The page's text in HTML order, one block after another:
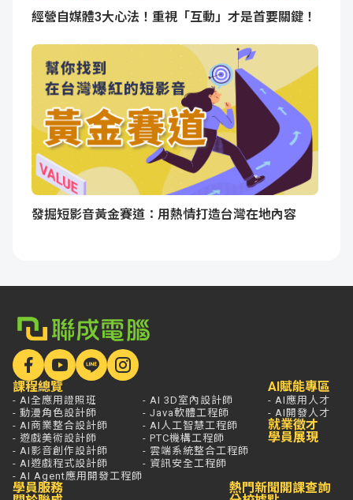
經營自媒體3大心法！重視「互動」才是首要關鍵！
發掘短影音黃金賽道：用熱情打造台灣在地內容
課程總覽
- AI全應用證照班
- 動漫角色設計師
- AI商業整合設計師
- 遊戲美術設計師
- AI影音創作設計師
- AI遊戲程式設計師
- AI Agent應用開發工程師
- AI 3D室內設計師
- Java軟體工程師
- AI人工智慧工程師
- PTC機構工程師
- 雲端系統整合工程師
- 資訊安全工程師
AI賦能專區
- AI應用人才
- AI開發人才
就業徵才
學員展現
學員服務
熱門新聞 開課查詢